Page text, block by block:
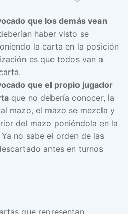
que los demás vean
haber visto se
la carta en la posición
es que todos van a
que el propio jugador
que no debería conocer, la
mazo, el mazo se mezcla y
del mazo poniéndola en la
no sabe el orden de las
antes en turnos